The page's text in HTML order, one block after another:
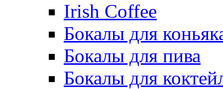
Irish Coffee
Бокалы для
Бокалы для пива
Бокалы для